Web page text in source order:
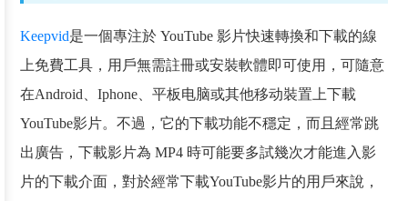
Keepvid是一個專注於 YouTube 影片快速轉換和下載的線
上免費工具，用戶無需註冊或安裝軟體即可使用，可隨意
在Android、Iphone、平板电脑或其他移动裝置上下載
YouTube影片。不過，它的下載功能不穩定，而且經常跳
出廣告，下載影片為 MP4 時可能要多試幾次才能進入影
片的下載介面，對於經常下載YouTube影片的用戶來說，